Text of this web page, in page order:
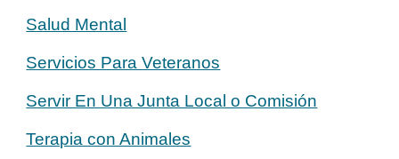
Salud Mental
Servicios Para Veteranos
Servir En Una Junta Local o Comisión
Terapia con Animales